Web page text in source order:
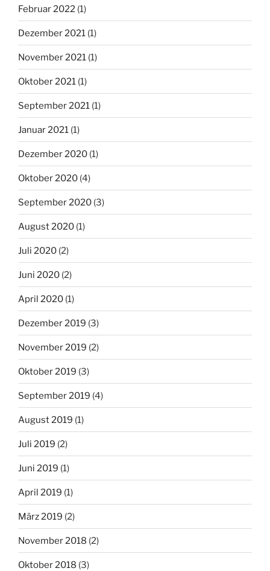
Februar 2022 (1)
Dezember 2021 (1)
November 2021 (1)
Oktober 2021 (1)
September 2021 (1)
Januar 2021 (1)
Dezember 2020 (1)
Oktober 2020 (4)
September 2020 (3)
August 2020 (1)
Juli 2020 (2)
Juni 2020 (2)
April 2020 (1)
Dezember 2019 (3)
November 2019 (2)
Oktober 2019 (3)
September 2019 (4)
August 2019 (1)
Juli 2019 (2)
Juni 2019 (1)
April 2019 (1)
März 2019 (2)
November 2018 (2)
Oktober 2018 (3)